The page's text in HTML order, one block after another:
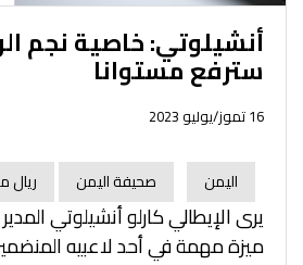
أنشيلوتي: خاصية نجم
سترفع مستوانا
16 تموز/يوليو 2023
اليمن صحيفة اليمن ريال
يرى الإيطالي كارلو أنشيلوتي
ميزة مهمة في أحد لاعبيه